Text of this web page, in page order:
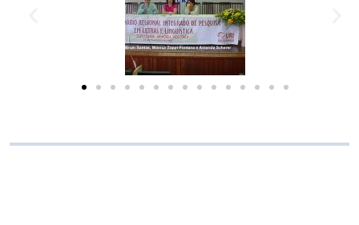
Ministério da Ciência, Tecnologia, Inovações e Comunicações